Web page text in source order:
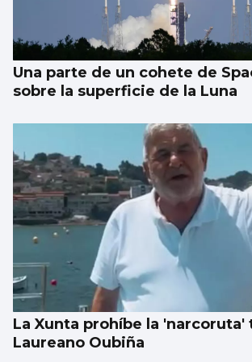
Una parte de un cohete de
sobre la superficie de la Luna
La Xunta prohíbe la
Laureano Oubiña